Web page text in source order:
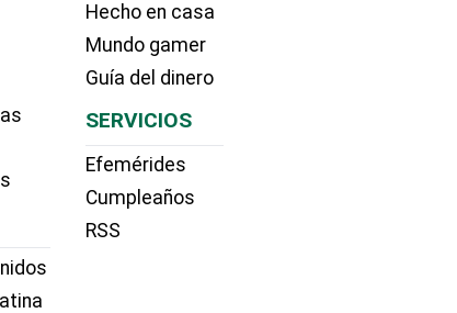
Hecho en casa
Mundo gamer
Guía del dinero
SERVICIOS
Efemérides
Cumpleaños
RSS